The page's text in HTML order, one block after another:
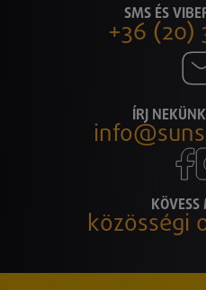
SMS ÉS
+36 (20)
ÍRJ
közösségi